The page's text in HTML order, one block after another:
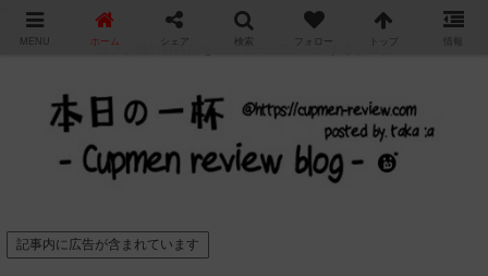
カップ麺の新商品をレビュー / アレンジするブログ
記事内に広告が含まれています
MENU ホーム シェア 検索 フォロー トップ 情報